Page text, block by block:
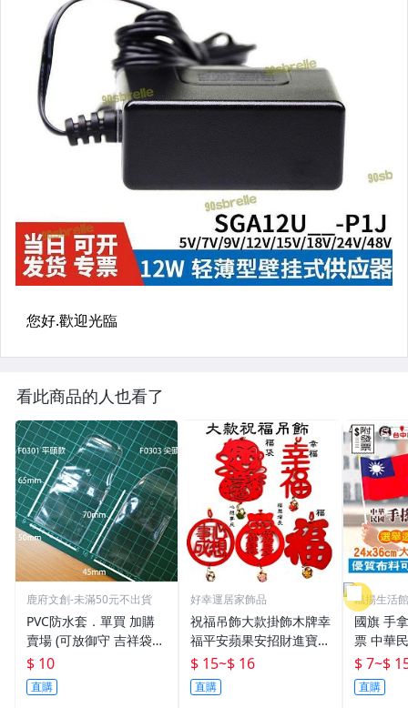
看此商品的人也看了
鹿府文創-未滿50元不出貨
PVC防水套．單買 加購
賣場 (可放御守 吉祥袋
票卡) 【鹿府文創 F03 】
$ 10
直購
好幸運居家飾品
祝福吊飾大款掛飾木牌幸
福平安蘋果安招財進寶健
康贈品禮物結緣品
$ 15~$ 16
直購
飄揚生活
附發票
國旗 手
票 中華
升旗 選
台灣加
美國手
$ 7~$
直購